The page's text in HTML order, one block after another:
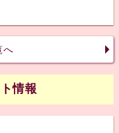
へ
情報